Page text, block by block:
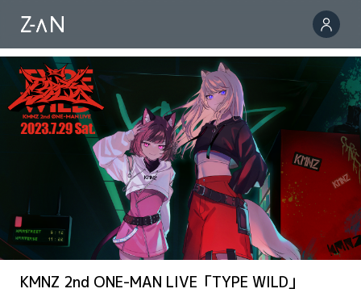
KMNZ 2nd ONE-MAN LIVE「TYPE WILD」